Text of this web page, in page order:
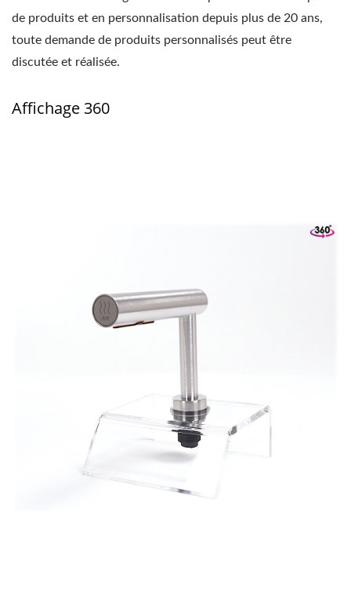
de produits et en personnalisation depuis plus de 20 ans,
toute demande de produits personnalisés peut être
discutée et réalisée.
Affichage 360